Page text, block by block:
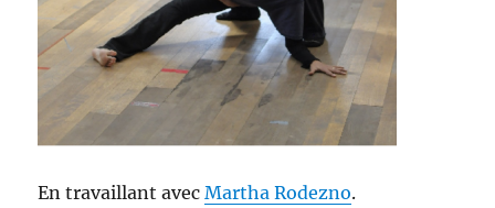
En travaillant avecMartha Rodezno.